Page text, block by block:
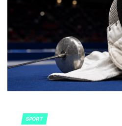
POSTED
SPORT